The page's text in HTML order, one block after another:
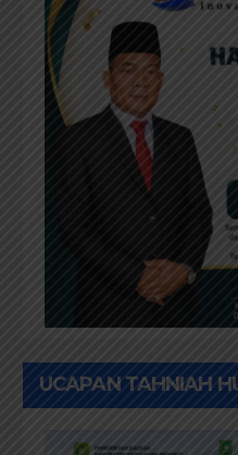
UCAPAN TAHNIAH